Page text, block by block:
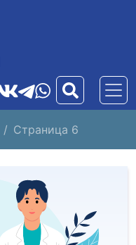
Страница 6